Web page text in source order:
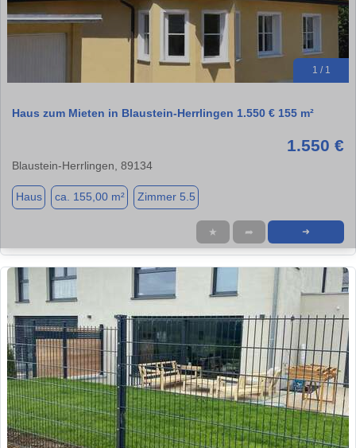
1 / 1
Haus zum Mieten in Blaustein-Herrlingen 1.550 € 155 m²
1.550 €
Blaustein-Herrlingen, 89134
Haus ca. 155,00 m² Zimmer 5.5
★ ➦ ➜